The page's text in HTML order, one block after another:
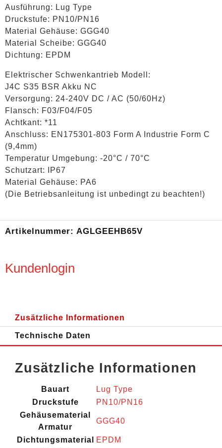
Ausführung: Lug Type
Druckstufe: PN10/PN16
Material Gehäuse: GGG40
Material Scheibe: GGG40
Dichtung: EPDM
Elektrischer Schwenkantrieb Modell:
J4C S35 BSR Akku NC
Versorgung: 24-240V DC / AC (50/60Hz)
Flansch: F03/F04/F05
Achtkant: *11
Anschluss: EN175301-803 Form A Industrie Form C
(9,4mm)
Temperatur Umgebung: -20°C / 70°C
Schutzart: IP67
Material Gehäuse: PA6
(Die Betriebsanleitung ist unbedingt zu beachten!)
Artikelnummer: AGLGEEHB65V
Kundenlogin
Zusätzliche Informationen
Technische Daten
Zusätzliche Informationen
Bauart
Lug Type
Druckstufe
PN10/PN16
Gehäusematerial
Armatur
GGG40
Dichtungsmaterial
EPDM